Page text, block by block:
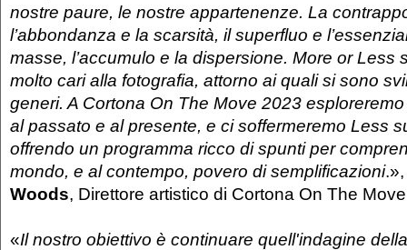
nostre paure, le nostre appartenenze. La
l’abbondanza e la scarsità, il superfluo e
masse, l’accumulo e la dispersione. More or Less
molto cari alla fotografia, attorno ai quali si sono
generi. A Cortona On The Move 2023
al passato e al presente, e ci soffermeremo Less
offrendo un programma ricco di spunti per
mondo, e al contempo, povero di semplificazioni
Woods, Direttore artistico di Cortona On The
«Il nostro obiettivo è continuare quell'indagine